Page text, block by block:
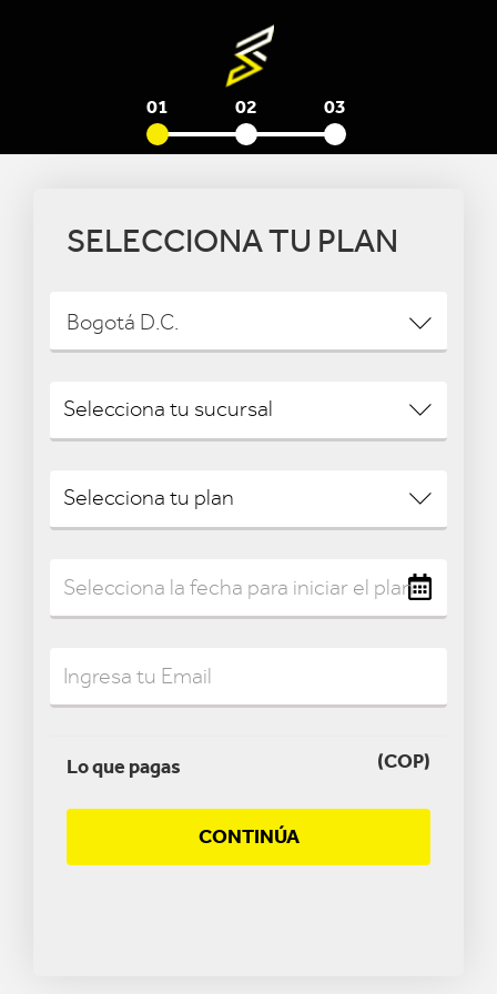
01 02 03
SELECCIONA TU PLAN
Bogotá D.C.
Lo que pagas (COP)
CONTINÚA